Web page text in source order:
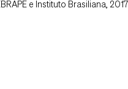
e Instituto Brasiliana, 2017